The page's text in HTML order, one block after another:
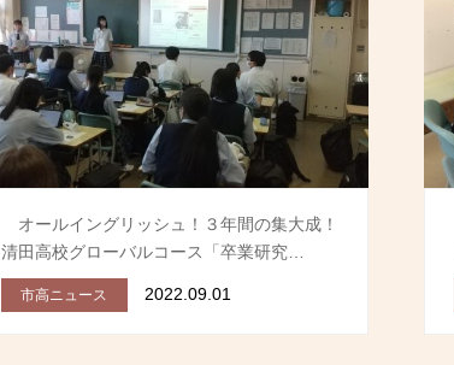
オールイングリッシュ！３年間の集大成！
清田高校グローバルコース「卒業研究…
市高ニュース 2022.09.01